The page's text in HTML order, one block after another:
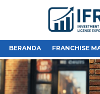
BERANDA FRANCHISE